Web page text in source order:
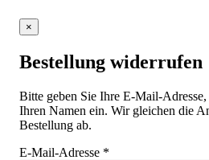
×
Bestellung widerrufen
Bitte geben Sie Ihre E-Mail-
Ihren Namen ein. Wir gleichen die
Bestellung ab.
E-Mail-Adresse *